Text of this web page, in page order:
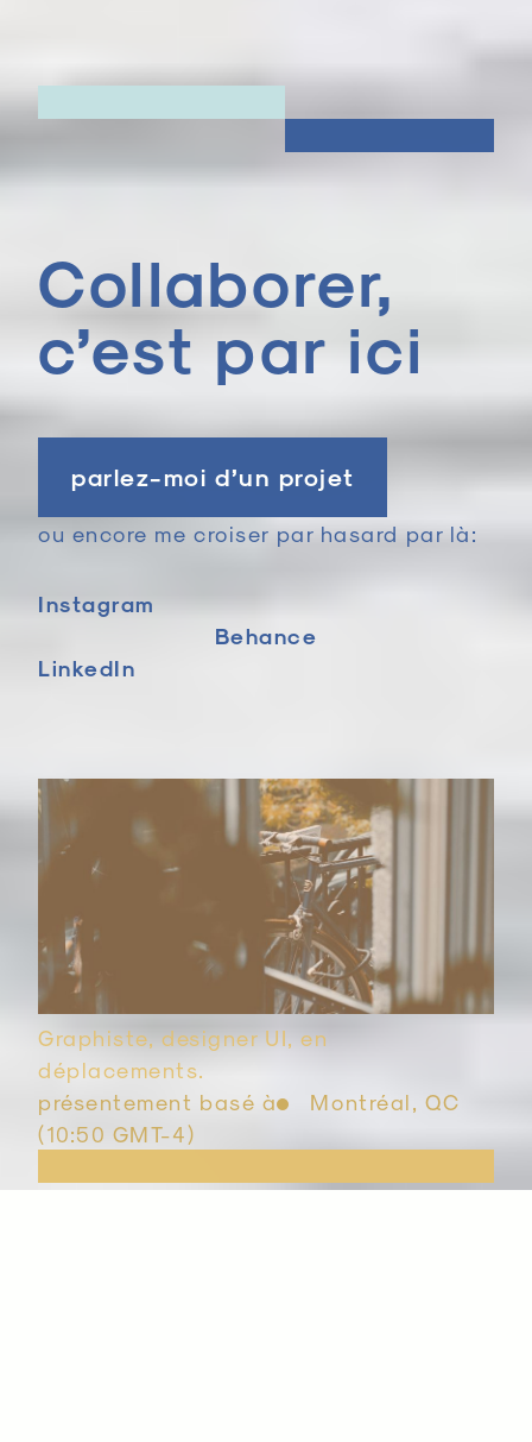
Collaborer,
c’est par ici
parlez-moi d’un projet
ou encore me croiser par hasard par là:
Instagram
Behance
LinkedIn
Graphiste, designer UI, en
déplacements.
présentement basé à
Montréal, QC
(10:50 GMT-4)